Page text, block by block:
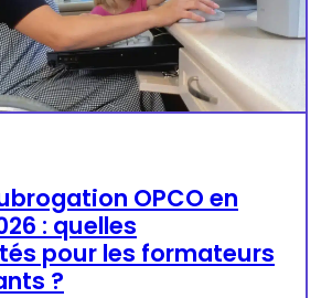
OPCO en
: quelles
pour les formateurs
?